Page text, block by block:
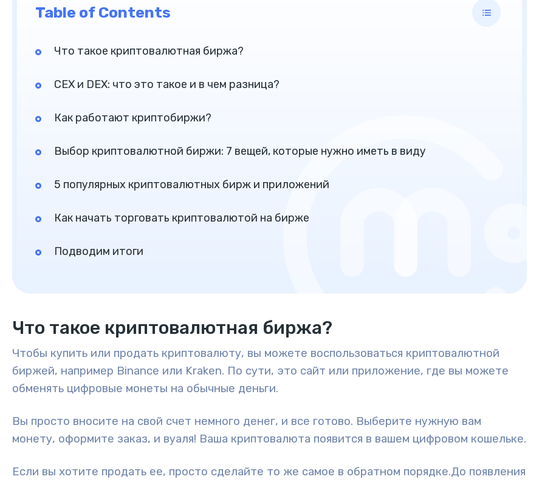
Table of Contents
Что такое криптовалютная биржа?
CEX и DEX: что это такое и в чем разница?
Как работают криптобиржи?
Выбор криптовалютной биржи: 7 вещей, которые нужно иметь в виду
5 популярных криптовалютных бирж и приложений
Как начать торговать криптовалютой на бирже
Подводим итоги
Что такое криптовалютная биржа?
Чтобы купить или продать криптовалюту, вы можете воспользоваться криптовалютной
биржей, например Binance или Kraken. По сути, это сайт или приложение, где вы можете
обменять цифровые монеты на обычные деньги.
Вы просто вносите на свой счет немного денег, и все готово. Выберите нужную вам
монету, оформите заказ, и вуаля! Ваша криптовалюта появится в вашем цифровом кошельке.
Если вы хотите продать ее, просто сделайте то же самое в обратном порядке.До появления